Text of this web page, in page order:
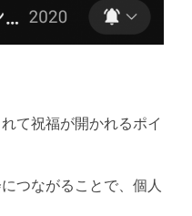
て祝福が開かれるポイ
つながることで、個人